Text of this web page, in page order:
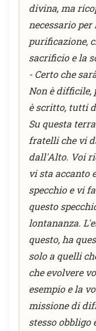
divina, ma
necessario
purificazione,
sacrificio e la
- Certo che
Non è difficile,
è scritto, tutti
Su questa
fratelli che vi
dall'Alto. Voi
vi sta accanto
specchio e vi
questo
lontananza.
questo, ha
solo a quelli
che evolvere
esempio e la
missione di
stesso obbligo